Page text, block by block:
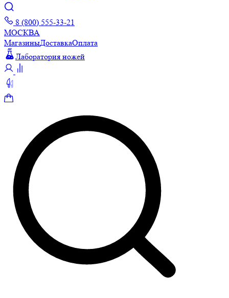
8 (800) 555-33-21
МОСКВА
МагазиныДоставкаОплата
Лаборатория ножей